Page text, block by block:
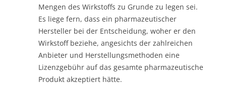
Mengen des Wirkstoffs zu Grunde zu legen sei.
Es liege fern, dass ein pharmazeutischer
Hersteller bei der Entscheidung, woher er den
Wirkstoff beziehe, angesichts der zahlreichen
Anbieter und Herstellungsmethoden eine
Lizenzgebühr auf das gesamte pharmazeutische
Produkt akzeptiert hätte.